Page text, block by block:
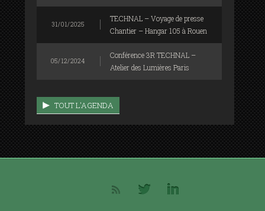
31/01/2025
TECHNAL – Voyage de presse
Chantier – Hangar 105 à Rouen
05/12/2024
Conférence 3R TECHNAL –
Atelier des Lumières Paris
TOUT L'AGENDA